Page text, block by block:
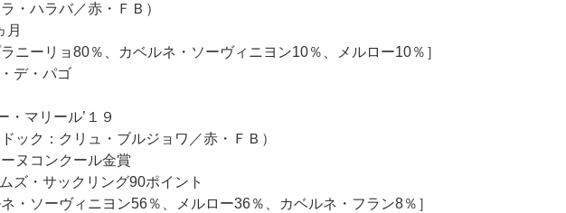
ラ・ハラバ／赤・ＦＢ）
月
ラニーリョ80％、カベルネ・ソーヴィニヨン10％、メルロー10％］
デ・パゴ
・マリール’１９
ドック：クリュ・ブルジョワ／赤・ＦＢ）
ヌコンクール金賞
ズ・サックリング90ポイント
ネ・ソーヴィニヨン56％、メルロー36％、カベルネ・フラン8％］